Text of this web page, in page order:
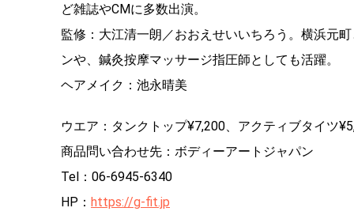
ど雑誌やCMに多数出演。
監修：大江清一朗／おおえせいいちろう。横浜元
ンや、鍼灸按摩マッサージ指圧師としても活躍。
ヘアメイク：池永晴美
ウエア：タンクトップ¥7,200、アクティブタイツ
商品問い合わせ先：ボディーアートジャパン
Tel：06-6945-6340
HP： https://g-fit.jp